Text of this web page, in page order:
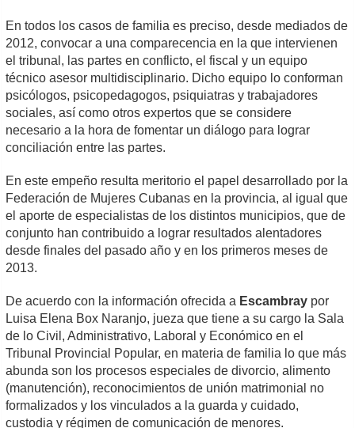
En todos los casos de familia es preciso, desde mediados de
2012, convocar a una comparecencia en la que intervienen
el tribunal, las partes en conflicto, el fiscal y un equipo
técnico asesor multidisciplinario. Dicho equipo lo conforman
psicólogos, psicopedagogos, psiquiatras y trabajadores
sociales, así como otros expertos que se considere
necesario a la hora de fomentar un diálogo para lograr
conciliación entre las partes.
En este empeño resulta meritorio el papel desarrollado por la
Federación de Mujeres Cubanas en la provincia, al igual que
el aporte de especialistas de los distintos municipios, que de
conjunto han contribuido a lograr resultados alentadores
desde finales del pasado año y en los primeros meses de
2013.
De acuerdo con la información ofrecida a Escambray por
Luisa Elena Box Naranjo, jueza que tiene a su cargo la Sala
de lo Civil, Administrativo, Laboral y Económico en el
Tribunal Provincial Popular, en materia de familia lo que más
abunda son los procesos especiales de divorcio, alimento
(manutención), reconocimientos de unión matrimonial no
formalizados y los vinculados a la guarda y cuidado,
custodia y régimen de comunicación de menores.